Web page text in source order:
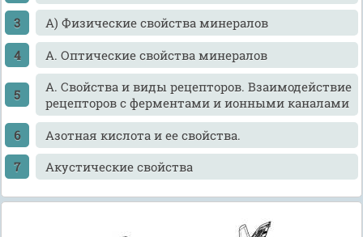
А) Физические свойства минералов
А. Оптические свойства минералов
А. Свойства и виды рецепторов. Взаимодействие
рецепторов с ферментами и ионными каналами
Азотная кислота и ее свойства.
Акустические свойства